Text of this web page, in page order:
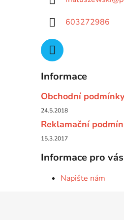
603272986
Informace
Obchodní podmínky
24.5.2018
Reklamační
15.3.2017
Informace pro vás
Napište nám